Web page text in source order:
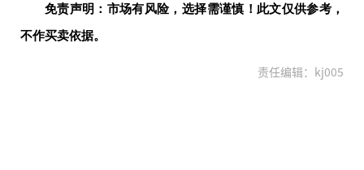
免责声明：市场有风险，选择需谨慎！此文仅供参考，
不作买卖依据。
责任编辑：kj005